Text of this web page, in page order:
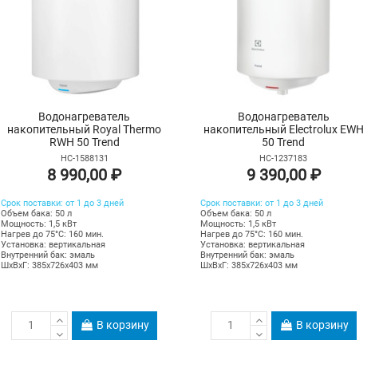
Водонагреватель
накопительный Royal Thermo
RWH 50 Trend
НС-1588131
8 990,00 ₽
Срок поставки: от 1 до 3 дней
Объем бака: 50 л
Мощность: 1,5 кВт
Нагрев до 75°С: 160 мин.
Установка: вертикальная
Внутренний бак: эмаль
ШхВхГ: 385х726х403 мм
В корзину
Водонагреватель
накопительный Electrolux EWH
50 Trend
НС-1237183
9 390,00 ₽
Срок поставки: от 1 до 3 дней
Объем бака: 50 л
Мощность: 1,5 кВт
Нагрев до 75°С: 160 мин.
Установка: вертикальная
Внутренний бак: эмаль
ШхВхГ: 385х726х403 мм
В корзину